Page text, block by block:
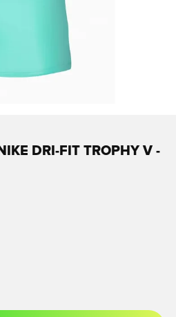
DRI-FIT TROPHY V -